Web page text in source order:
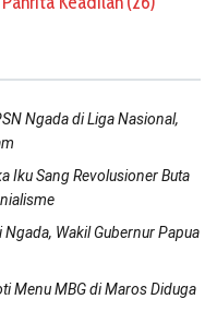
Ngada di Liga Nasional,
Iku Sang Revolusioner Buta
Wakil Gubernur Papua
Menu MBG di Maros Diduga